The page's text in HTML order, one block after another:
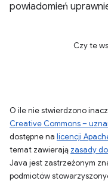
powiadomień
Czy te
O ile nie stwierdzono
Creative Commons –
dostępne na licencji
temat zawierają zasady
Java jest zastrzeżonym
podmiotów